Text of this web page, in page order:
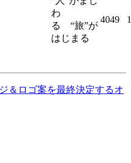
わ
る “旅”が
はじまる
4049
＆ロゴ案を最終決定するオ